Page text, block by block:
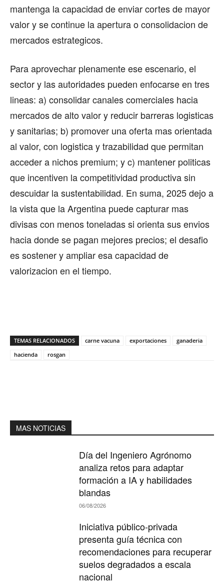
mantenga la capacidad de enviar cortes de mayor
valor y se continue la apertura o consolidacion de
mercados estrategicos.
Para aprovechar plenamente ese escenario, el
sector y las autoridades pueden enfocarse en tres
lineas: a) consolidar canales comerciales hacia
mercados de alto valor y reducir barreras logisticas
y sanitarias; b) promover una oferta mas orientada
al valor, con logistica y trazabilidad que permitan
acceder a nichos premium; y c) mantener politicas
que incentiven la competitividad productiva sin
descuidar la sustentabilidad. En suma, 2025 dejo a
la vista que la Argentina puede capturar mas
divisas con menos toneladas si orienta sus envios
hacia donde se pagan mejores precios; el desafio
es sostener y ampliar esa capacidad de
valorizacion en el tiempo.
TEMAS RELACIONADOS carne vacuna exportaciones
ganaderia
hacienda
rosgan
MAS NOTICIAS
Día del Ingeniero Agrónomo
analiza retos para adaptar
formación a IA y habilidades
blandas
06/08/2026
Iniciativa público-privada
presenta guía técnica con
recomendaciones para recuperar
suelos degradados a escala
nacional